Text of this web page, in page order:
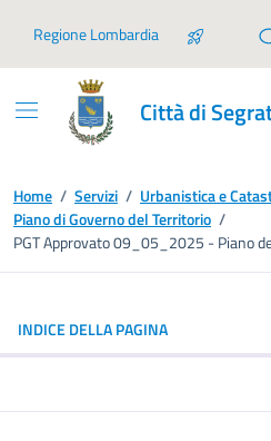
Regione Lombardia
Città di
Home / Servizi / Urbanistica e
Piano di Governo del Territorio /
PGT Approvato 09_05_2025 - Piano
INDICE DELLA PAGINA